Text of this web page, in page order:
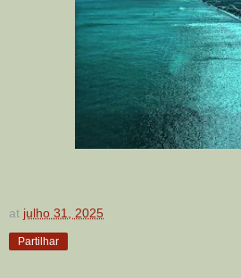
at julho 31, 2025
Partilhar